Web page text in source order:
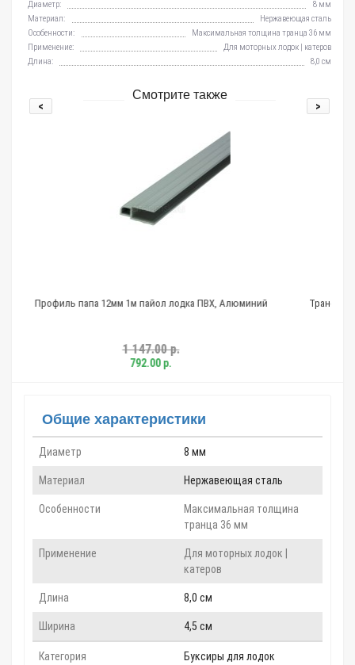
Диаметр:
8 мм
Материал:
Нержавеющая сталь
Особенности:
Максимальная толщина транца 36 мм
Применение:
Для моторных лодок | катеров
Длина:
8,0 см
Смотрите также
пайол лодка ПВХ, Алюминий
Транспортировочный чехол ПВХ для
< >
Общие характеристики
Диаметр 8 мм
Материал Нержавеющая сталь
Особенности
Максимальная толщина
транца 36 мм
Применение
Для моторных лодок |
катеров
Длина 8,0 см
Ширина 4,5 см
Категория Буксиры для лодок